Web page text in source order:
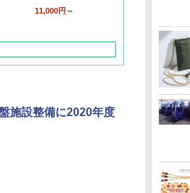
11,000円～
施設整備に2020年度